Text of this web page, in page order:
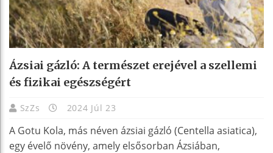
Ázsiai gázló: A természet erejével a szellemi
és fizikai egészségért
SzZs 2024 Júl 23
A Gotu Kola, más néven ázsiai gázló (Centella asiatica),
egy évelő növény, amely elsősorban Ázsiában,